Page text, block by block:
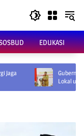
EDUKASI
Gubernur Minta
Lokal untuk Perkuat